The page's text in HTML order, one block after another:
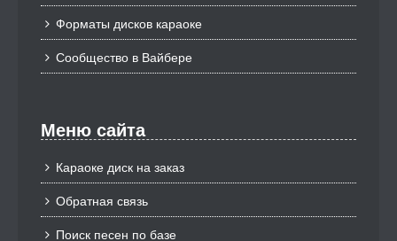
Форматы дисков караоке
Сообщество в Вайбере
Меню сайта
Караоке диск на заказ
Обратная связь
Поиск песен по базе